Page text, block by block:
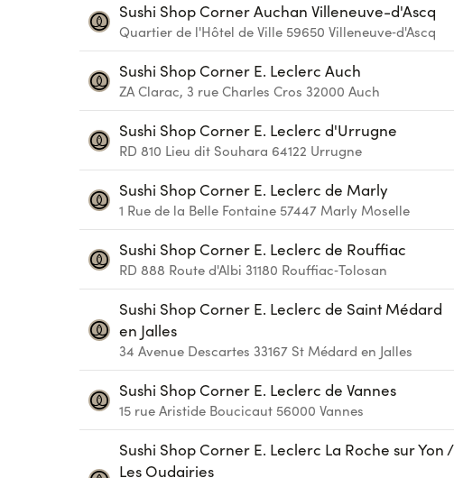
Sushi Shop Corner Auchan Villeneuve-d'Ascq
Quartier de l'Hôtel de Ville 59650 Villeneuve‑d'Ascq
Sushi Shop Corner E. Leclerc Auch
ZA Clarac, 3 rue Charles Cros 32000 Auch
Sushi Shop Corner E. Leclerc d'Urrugne
RD 810 Lieu dit Souhara 64122 Urrugne
Sushi Shop Corner E. Leclerc de Marly
1 Rue de la Belle Fontaine 57447 Marly Moselle
Sushi Shop Corner E. Leclerc de Rouffiac
RD 888 Route d'Albi 31180 Rouffiac‑Tolosan
Sushi Shop Corner E. Leclerc de Saint Médard
en Jalles
34 Avenue Descartes 33167 St Médard en Jalles
Sushi Shop Corner E. Leclerc de Vannes
15 rue Aristide Boucicaut 56000 Vannes
Sushi Shop Corner E. Leclerc La Roche sur Yon /
Les Oudairies